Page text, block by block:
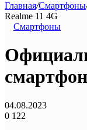
Главная/Смартфоны
Realme 11 4G
Смартфоны
04.08.2023
0 122